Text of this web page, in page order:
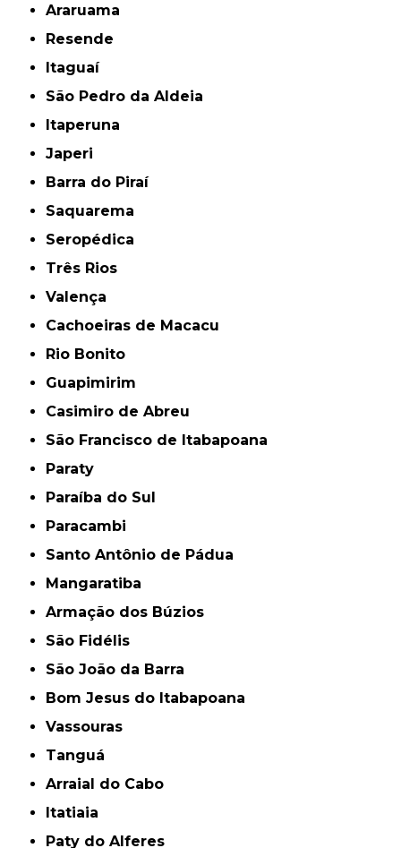
Araruama
Resende
Itaguaí
São Pedro da Aldeia
Itaperuna
Japeri
Barra do Piraí
Saquarema
Seropédica
Três Rios
Valença
Cachoeiras de Macacu
Rio Bonito
Guapimirim
Casimiro de Abreu
São Francisco de Itabapoana
Paraty
Paraíba do Sul
Paracambi
Santo Antônio de Pádua
Mangaratiba
Armação dos Búzios
São Fidélis
São João da Barra
Bom Jesus do Itabapoana
Vassouras
Tanguá
Arraial do Cabo
Itatiaia
Paty do Alferes